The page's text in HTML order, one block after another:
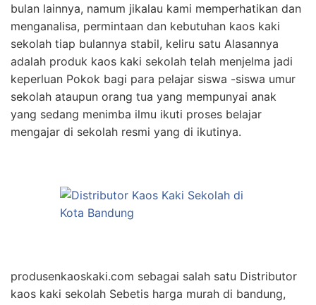
bulan lainnya, namum jikalau kami memperhatikan dan
menganalisa, permintaan dan kebutuhan kaos kaki
sekolah tiap bulannya stabil, keliru satu Alasannya
adalah produk kaos kaki sekolah telah menjelma jadi
keperluan Pokok bagi para pelajar siswa -siswa umur
sekolah ataupun orang tua yang mempunyai anak
yang sedang menimba ilmu ikuti proses belajar
mengajar di sekolah resmi yang di ikutinya.
produsenkaoskaki.com sebagai salah satu Distributor
kaos kaki sekolah Sebetis harga murah di bandung,